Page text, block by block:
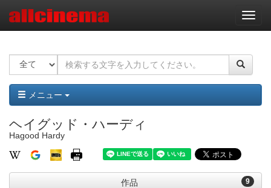
ナ
ビ
ー
ョ
ン
メニュー
ヘイグッド・ハーディ
Hagood Hardy
9
作品